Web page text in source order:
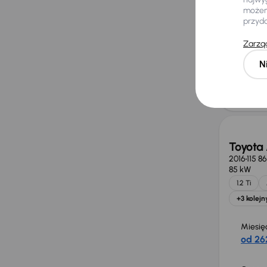
od
Cena
Toyota
2016115
85 kW
1.2 Ti
+3
od